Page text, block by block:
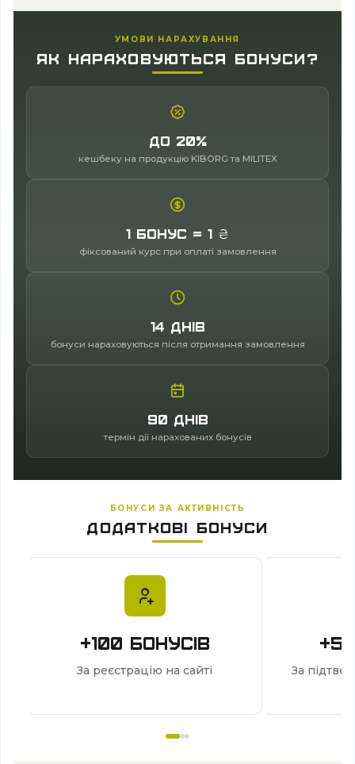
УМОВИ НАРАХУВАННЯ
ЯК НАРАХОВУЮТЬСЯ БОНУСИ?
До 20%
кешбеку на продукцію KIBORG та MILITEX
1 бонус = 1 ₴
фіксований курс при оплаті замовлення
14 днів
бонуси нараховуються після отримання замовлення
90 днів
термін дії нарахованих бонусів
БОНУСИ ЗА АКТИВНІСТЬ
ДОДАТКОВІ БОНУСИ
+100 бонусів
За реєстрацію на сайті За